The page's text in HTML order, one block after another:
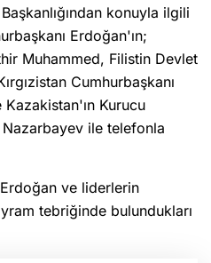
konuyla ilgili
Erdoğan'ın;
Muhammed, Filistin Devlet
Cumhurbaşkanı
Kurucu
Nazarbayev ile telefonla
ve liderlerin
tebriğinde bulundukları